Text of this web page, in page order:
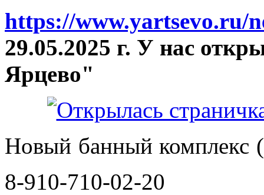
https://www.yartsevo.ru/
29.05.2025 г. У нас
Ярцево"
Новый банный комплекс
8-910-710-02-20